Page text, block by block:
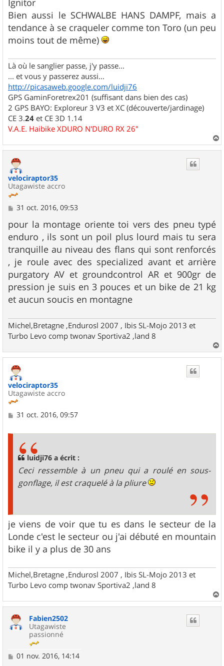
Ignitor
Bien aussi le SCHWALBE HANS DAMPF, mais a
tendance à se craqueler comme ton Toro (un peu
moins tout de même)
Là où le sanglier passe, j'y passe...
... et vous y passerez aussi...
http://picasaweb.google.com/luidji76
GPS GaminForetrex201 (suffisant dans bien des cas)
2 GPS BAYO: Exploreur 3 V3 et XC (découverte/jardinage)
CE 3.24 et CE 3D 1.14
V.A.E. Haibike XDURO N'DURO RX 26"
a
velociraptor35
Utagawiste accro
M
s
s
a
g
e
31 oct. 2016, 09:53
pour la montage oriente toi vers des pneu typé
enduro , ils sont un poil plus lourd mais tu sera
tranquille au niveau des flans qui sont renforcés
, je roule avec des specialized avant et arrière
purgatory AV et groundcontrol AR et 900gr de
pression je suis en 3 pouces et un bike de 21 kg
et aucun soucis en montagne
Michel,Bretagne ,Endurosl 2007 , Ibis SL-Mojo 2013 et
Turbo Levo comp twonav Sportiva2 ,land 8
a
velociraptor35
Utagawiste accro
M
31 oct. 2016, 09:57
luidji76 a écrit :
Ceci ressemble à un pneu qui a roulé en sous-
gonflage, il est craquelé à la pliure
je viens de voir que tu es dans le secteur de la
Londe c'est le secteur ou j'ai débuté en mountain
bike il y a plus de 30 ans
Michel,Bretagne ,Endurosl 2007 , Ibis SL-Mojo 2013 et
Turbo Levo comp twonav Sportiva2 ,land 8
a
Fabien2502
Utagawiste
passionné
M
01 nov. 2016, 14:14